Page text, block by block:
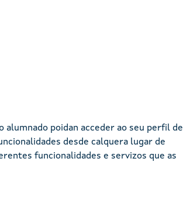
alumnado poidan acceder ao seu perfil de
desde calquera lugar de
funcionalidades e servizos que as